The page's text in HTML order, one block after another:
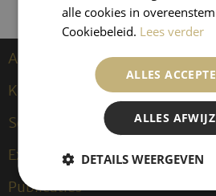
Artiesten
Kees van Dongen
Sculpturen
Exposities
Publicaties
alle cookies in
Cookiebeleid. Lees verder
ALLES
ALLES
DETAILS WEERGEVEN